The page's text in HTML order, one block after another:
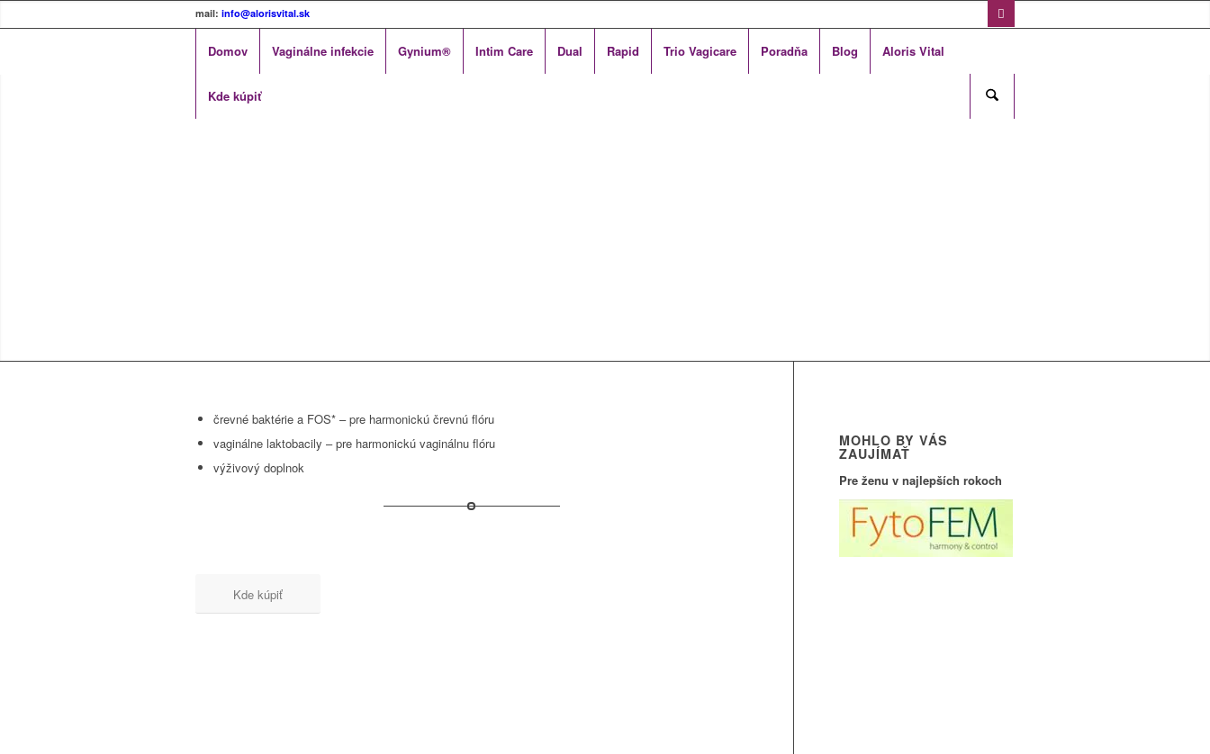
mail: info@alorisvital.sk
Domov Vaginálne infekcie Gynium® Intim Care Dual Rapid Trio Vagicare Poradňa Blog Aloris Vital
Kde kúpiť
črevné baktérie a FOS* – pre harmonickú črevnú flóru
vaginálne laktobacily – pre harmonickú vaginálnu flóru
výživový doplnok
Kde kúpiť
MOHLO BY VÁS
ZAUJÍMAŤ
Pre ženu v najlepších rokoch